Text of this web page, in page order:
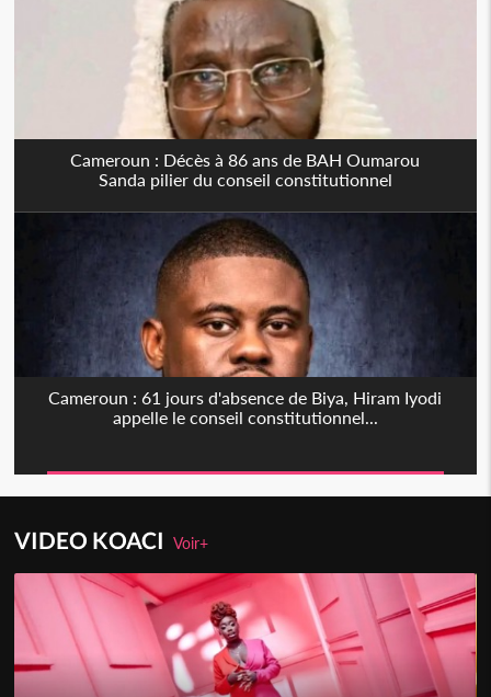
Cameroun : Décès à 86 ans de BAH Oumarou
Sanda pilier du conseil constitutionnel
Cameroun : 61 jours d'absence de Biya, Hiram Iyodi
appelle le conseil constitutionnel...
VIDEO KOACIVoir+